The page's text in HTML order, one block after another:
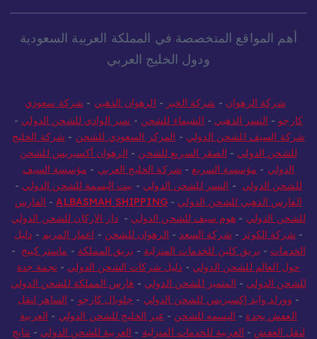
أهم المواقع المتخصصة في المملكة العربية السعودية
ودول الخليج العربي
شركة الرهوان - شركة الخير - الرهوان الذهبي - شركة سعودي
كارجو - النسر الذهبي - الشيماء للشحن - نسر الوادي للشحن الدولي -
شركة السيف للشحن الدولي - المركز السعودي للشحن - شركة الخليج
للشحن الدولي - الصقر السريع للشحن - الرهوان أكسبريس للشحن
الدولي - مؤسسة السريع - شركة الخليج العربي - مؤسسة السيف
للشحن الدولي - النسر للشحن الدولي - بيت البسمة للشحن الدولي -
الفارس الذهبي للشحن الدولي -
ALBASMAH SHIPPING
- الفارس
للشحن الدولي - هوم سيف للشحن الدولي -دار الاركان للشحن الدولي
- شركة الكوثر - شركة السعد - الرهوان للشحن - اعمار المريم - دليل
الخدمات - بريق كلين للخدمات المنزلية - بريق المملكة - ماستر كينج -
حول العالم للشحن الدولي - دليل شركات الشحن الدولي - نجمة جدة
للشحن الدولي - المتميز للشحن الدولي - فارس المملكة للشحن الدولي
- وورلد وايد إكسبريس للشحن الدولي - جلوبال كارجو - الساهر لنقل
العفش بجدة - البسمه للشحن - عبر الخليج للشحن الدولي - العربية
لنقل العفش - العربية للخدمات المنزلية - العربية للشحن الدولي - نتايج